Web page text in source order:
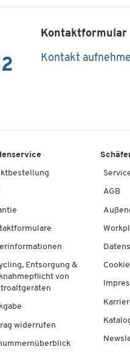
Kontaktformular
Kontakt
Entsorgung &
von
widerrufen
AGB